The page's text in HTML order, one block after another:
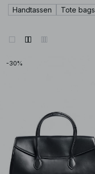
Handtassen Tote bags
-30%